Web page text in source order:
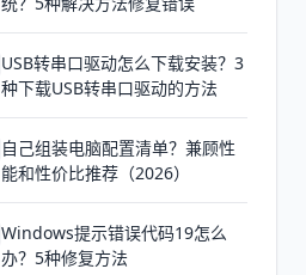
USB转串口驱动怎么下载安装？3
种下载USB转串口驱动的方法
自己组装电脑配置清单？兼顾性
能和性价比推荐（2026）
Windows提示错误代码19怎么
办？5种修复方法